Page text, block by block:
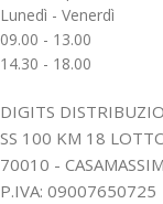
Lunedì - Venerdì
09.00 - 13.00
14.30 - 18.00
DIGITS
SS 100 KM 18
70010 -
P.IVA: 09007650725